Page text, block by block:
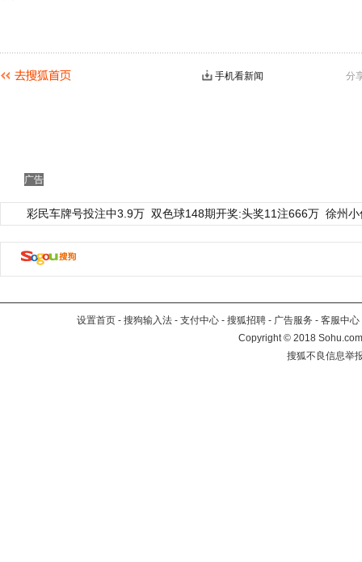
分
手机看新闻
广告
彩民车牌号投注中3.9万 双色球148期开奖:头奖11注666万 徐州
设置首页 - 搜狗输入法 - 支付中心 - 搜狐招聘 - 广告服务 - 客服中心
Copyright©2018
搜狐不良信息举